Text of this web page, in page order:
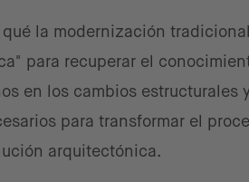
la modernización
para recuperar el
en los cambios estructurales
para transformar el
arquitectónica.